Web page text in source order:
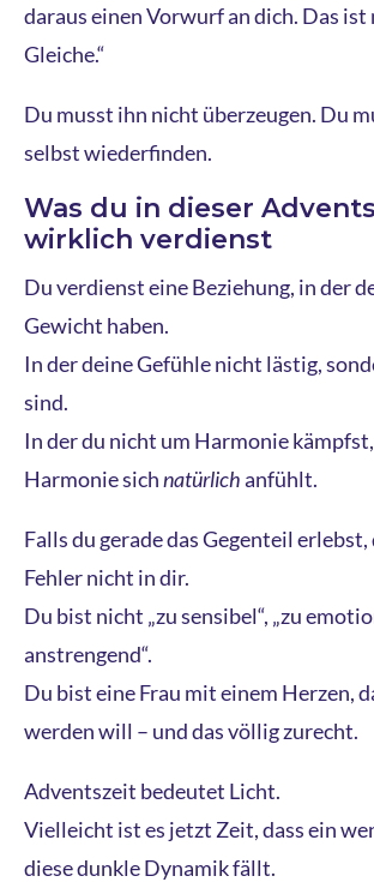
daraus einen Vorwurf an dich. Das ist
Gleiche.“
Du musst ihn nicht überzeugen. Du
selbst wiederfinden.
Was du in dieser
wirklich verdienst
Du verdienst eine Beziehung, in der
Gewicht haben.
In der deine Gefühle nicht lästig,
sind.
In der du nicht um Harmonie
Harmonie sichnatürlichanfühlt.
Falls du gerade das Gegenteil
Fehler nicht in dir.
Du bist nicht „zu sensibel“, „zu
anstrengend“.
Du bist eine Frau mit einem Herzen,
werden will – und das völlig zurecht.
Adventszeit bedeutet Licht.
Vielleicht ist es jetzt Zeit, dass ein
diese dunkle Dynamik fällt.